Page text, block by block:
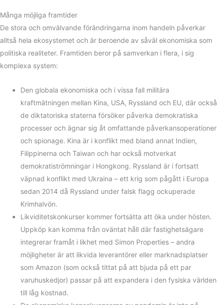
Många möjliga framtider
De stora och omvälvande förändringarna inom handeln påverkar
alltså hela ekosystemet och är beroende av såväl ekonomiska som
politiska realiteter. Framtiden beror på samverkan i flera, i sig
komplexa system:
Den globala ekonomiska och i vissa fall militära
kraftmätningen mellan Kina, USA, Ryssland och EU, där också
de diktatoriska staterna försöker påverka demokratiska
processer och ägnar sig åt omfattande påverkansoperationer
och spionage. Kina är i konflikt med bland annat Indien,
Filippinerna och Taiwan och har också motverkat
demokratiströmningar i Hongkong. Ryssland är i fortsatt
väpnad konflikt med Ukraina – ett krig som pågått i Europa
sedan 2014 då Ryssland under falsk flagg ockuperade
Krimhalvön.
Likviditetskonkurser kommer fortsätta att öka under hösten.
Uppköp kan komma från oväntat håll där fastighetsägare
integrerar framåt i likhet med Simon Properties – andra
möjligheter är att likvida leverantörer eller marknadsplatser
som Amazon (som också tittat på att bjuda på ett par
varuhuskedjor) passar på att expandera i den fysiska världen
till låg kostnad.